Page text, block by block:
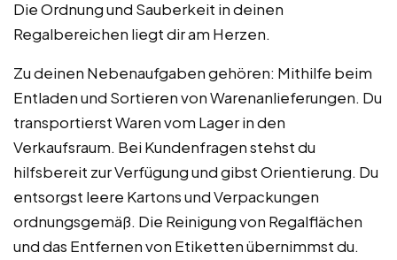
Die Ordnung und Sauberkeit in deinen
Regalbereichen liegt dir am Herzen.
Zu deinen Nebenaufgaben gehören: Mithilfe beim
Entladen und Sortieren von Warenanlieferungen. Du
transportierst Waren vom Lager in den
Verkaufsraum. Bei Kundenfragen stehst du
hilfsbereit zur Verfügung und gibst Orientierung. Du
entsorgst leere Kartons und Verpackungen
ordnungsgemäß. Die Reinigung von Regalflächen
und das Entfernen von Etiketten übernimmst du.